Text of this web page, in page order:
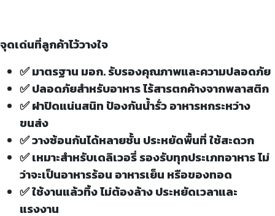
จุดเด่นที่ลูกค้าไว้วางใจ
✅ มาตรฐาน มอก. รับรองคุณภาพและความปลอดภัย
✅ ปลอดภัยสำหรับอาหาร ไร้สารตกค้างจากพลาสติก
✅ ฝาปิดแน่นสนิท ป้องกันน้ำรั่ว อาหารหกระหว่าง
ขนส่ง
✅ วางซ้อนกันได้หลายชั้น ประหยัดพื้นที่ ใช้สะดวก
✅ เหมาะสำหรับเดลิเวอรี่ รองรับทุกประเภทอาหาร ไม่
ว่าจะเป็นอาหารร้อน อาหารเย็น หรือของทอด
✅ ใช้งานแล้วทิ้ง ไม่ต้องล้าง ประหยัดเวลาและ
แรงงาน